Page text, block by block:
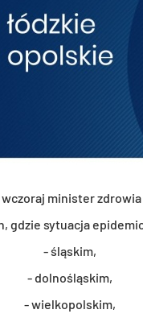
mi­ni­ster
gdzie sy­tu­acja
- ślą­skim,
- dol­no­ślą­skim,
- wiel­ko­pol­skim,